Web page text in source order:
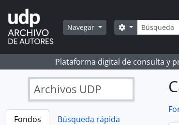
Skip to main content
Navegar Búsqueda
Search options
Plataforma digital de consulta y
Archivos UDP
Fondos
Búsqueda rápida